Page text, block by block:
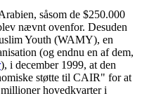
såsom de $250.000
nævnt ovenfor. Desuden
Youth (WAMY), en
(og endnu en af dem,
), i december 1999, at den
støtte til CAIR" for at
hovedkvarter i